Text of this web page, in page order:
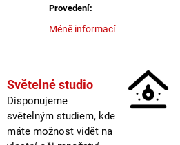
Provedení:
Méně informací
Světelné studio
Disponujeme
světelným studiem, kde
máte možnost vidět na